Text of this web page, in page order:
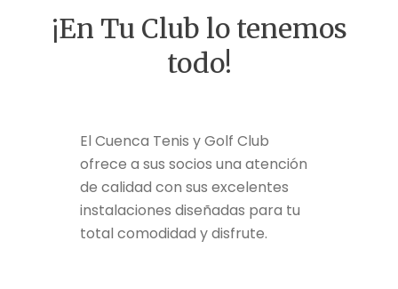
¡En Tu Club lo tenemos
todo!
El Cuenca Tenis y Golf Club
ofrece a sus socios una atención
de calidad con sus excelentes
instalaciones diseñadas para tu
total comodidad y disfrute.